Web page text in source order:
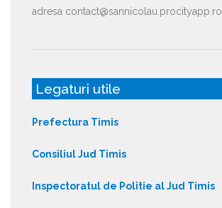
adresa contact@sannicolau.procityapp.ro
Legaturi utile
Prefectura Timis
Consiliul Jud Timis
Inspectoratul de Politie al Jud Timis